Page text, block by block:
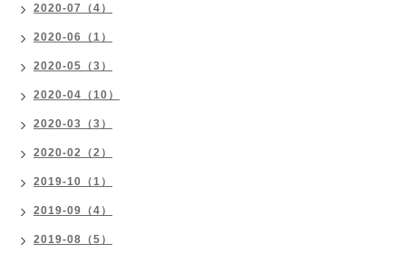
2020-07（4）
2020-06（1）
2020-05（3）
2020-04（10）
2020-03（3）
2020-02（2）
2019-10（1）
2019-09（4）
2019-08（5）